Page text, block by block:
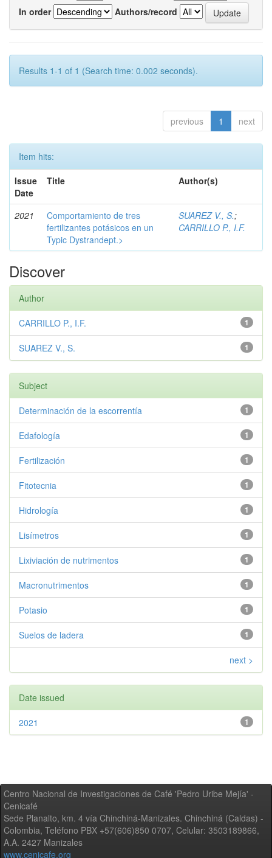
In order
Authors/record
Results 1-1 of 1 (Search time: 0.002 seconds).
previous 1 next
Item hits:
Issue
Date
Title Author(s)
2021
Comportamiento de tres
fertilizantes potásicos en un
Typic Dystrandept.>
SUAREZ V., S.;
CARRILLO P., I.F.
Discover
Author
1
CARRILLO P., I.F.
1
SUAREZ V., S.
Subject
1
Determinación de la escorrentía
1
Edafología
1
Fertilización
1
Fitotecnia
1
Hidrología
1
Lisímetros
1
Lixiviación de nutrimentos
1
Macronutrimentos
1
Potasio
1
Suelos de ladera
next >
Date issued
1
2021
Centro Nacional de Investigaciones de Café 'Pedro Uribe Mejía' -
Cenicafé
Sede Planalto, km. 4 vía Chinchiná-Manizales. Chinchiná (Caldas) -
Colombia, Teléfono PBX +57(606)850 0707, Celular: 3503189866,
A.A. 2427 Manizales
www.cenicafe.org